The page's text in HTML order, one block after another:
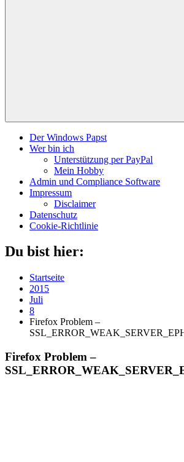
Der Windows Papst
Wer bin ich
Unterstützung per PayPal
Mein Hobby
Admin und Compliance Software
Impressum
Disclaimer
Datenschutz
Cookie-Richtlinie
Du bist hier:
Startseite
2015
Juli
8
Firefox Problem –
Firefox Problem –